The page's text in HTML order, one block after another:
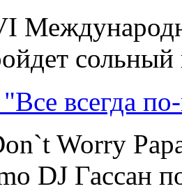
сольный
всегда
Worry
DJ Гассан